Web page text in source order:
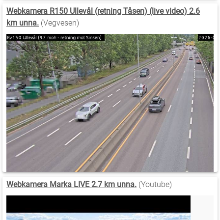
Webkamera R150 Ullevål (retning Tåsen) (live video) 2.6
km unna. (Vegvesen)
Webkamera Marka LIVE 2.7 km unna. (Youtube)